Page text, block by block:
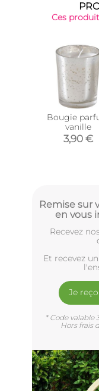
Ces
Bougie
vanille
3,90 €
Remise sur
en vous
Recevez
Et recevez
Je
* Code valable
Hors frais